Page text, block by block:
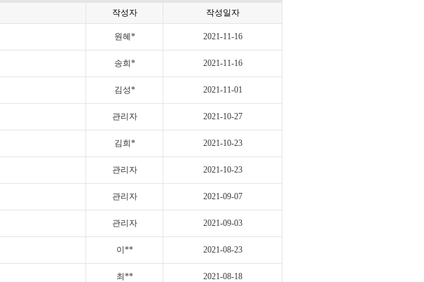
작성자 작성일자
원혜* 2021-11-16
송희* 2021-11-16
김성* 2021-11-01
관리자 2021-10-27
김희* 2021-10-23
관리자 2021-10-23
관리자 2021-09-07
관리자 2021-09-03
이** 2021-08-23
최** 2021-08-18